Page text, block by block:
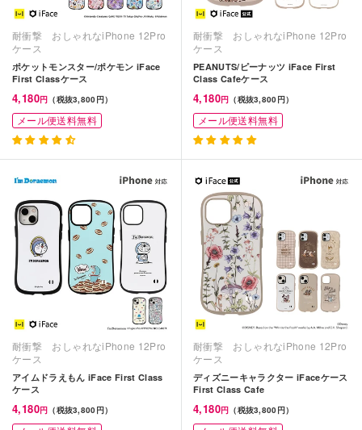
耐衝撃 おしゃれなiPhone 12Pro
ケース
ポケットモンスター/ポケモン iFace
First Classケース
4,180円 （税抜3,800円）
メール便送料無料
耐衝撃 おしゃれなiPhone 12Pro
ケース
PEANUTS/ピーナッツ iFace First
Class Cafeケース
4,180円 （税抜3,800円）
メール便送料無料
耐衝撃 おしゃれなiPhone 12Pro
ケース
アイムドラえもん iFace First Class
ケース
4,180円 （税抜3,800円）
耐衝撃 おしゃれなiPhone 12Pro
ケース
ディズニーキャラクター iFaceケース
First Class Cafe
4,180円 （税抜3,800円）